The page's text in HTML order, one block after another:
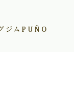
ジムPUÑO